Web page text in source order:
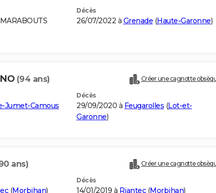
Décès
26/07/2022 à Grenade (Haute-Garonne)
(94 ans) Créer une cagnotte
Jumet-Camous
Décès
29/09/2020 à Feugarolles (Lot-et-
Garonne)
ans) Créer une cagnotte
(Morbihan)
Décès
14/01/2019 à Riantec(Morbihan)